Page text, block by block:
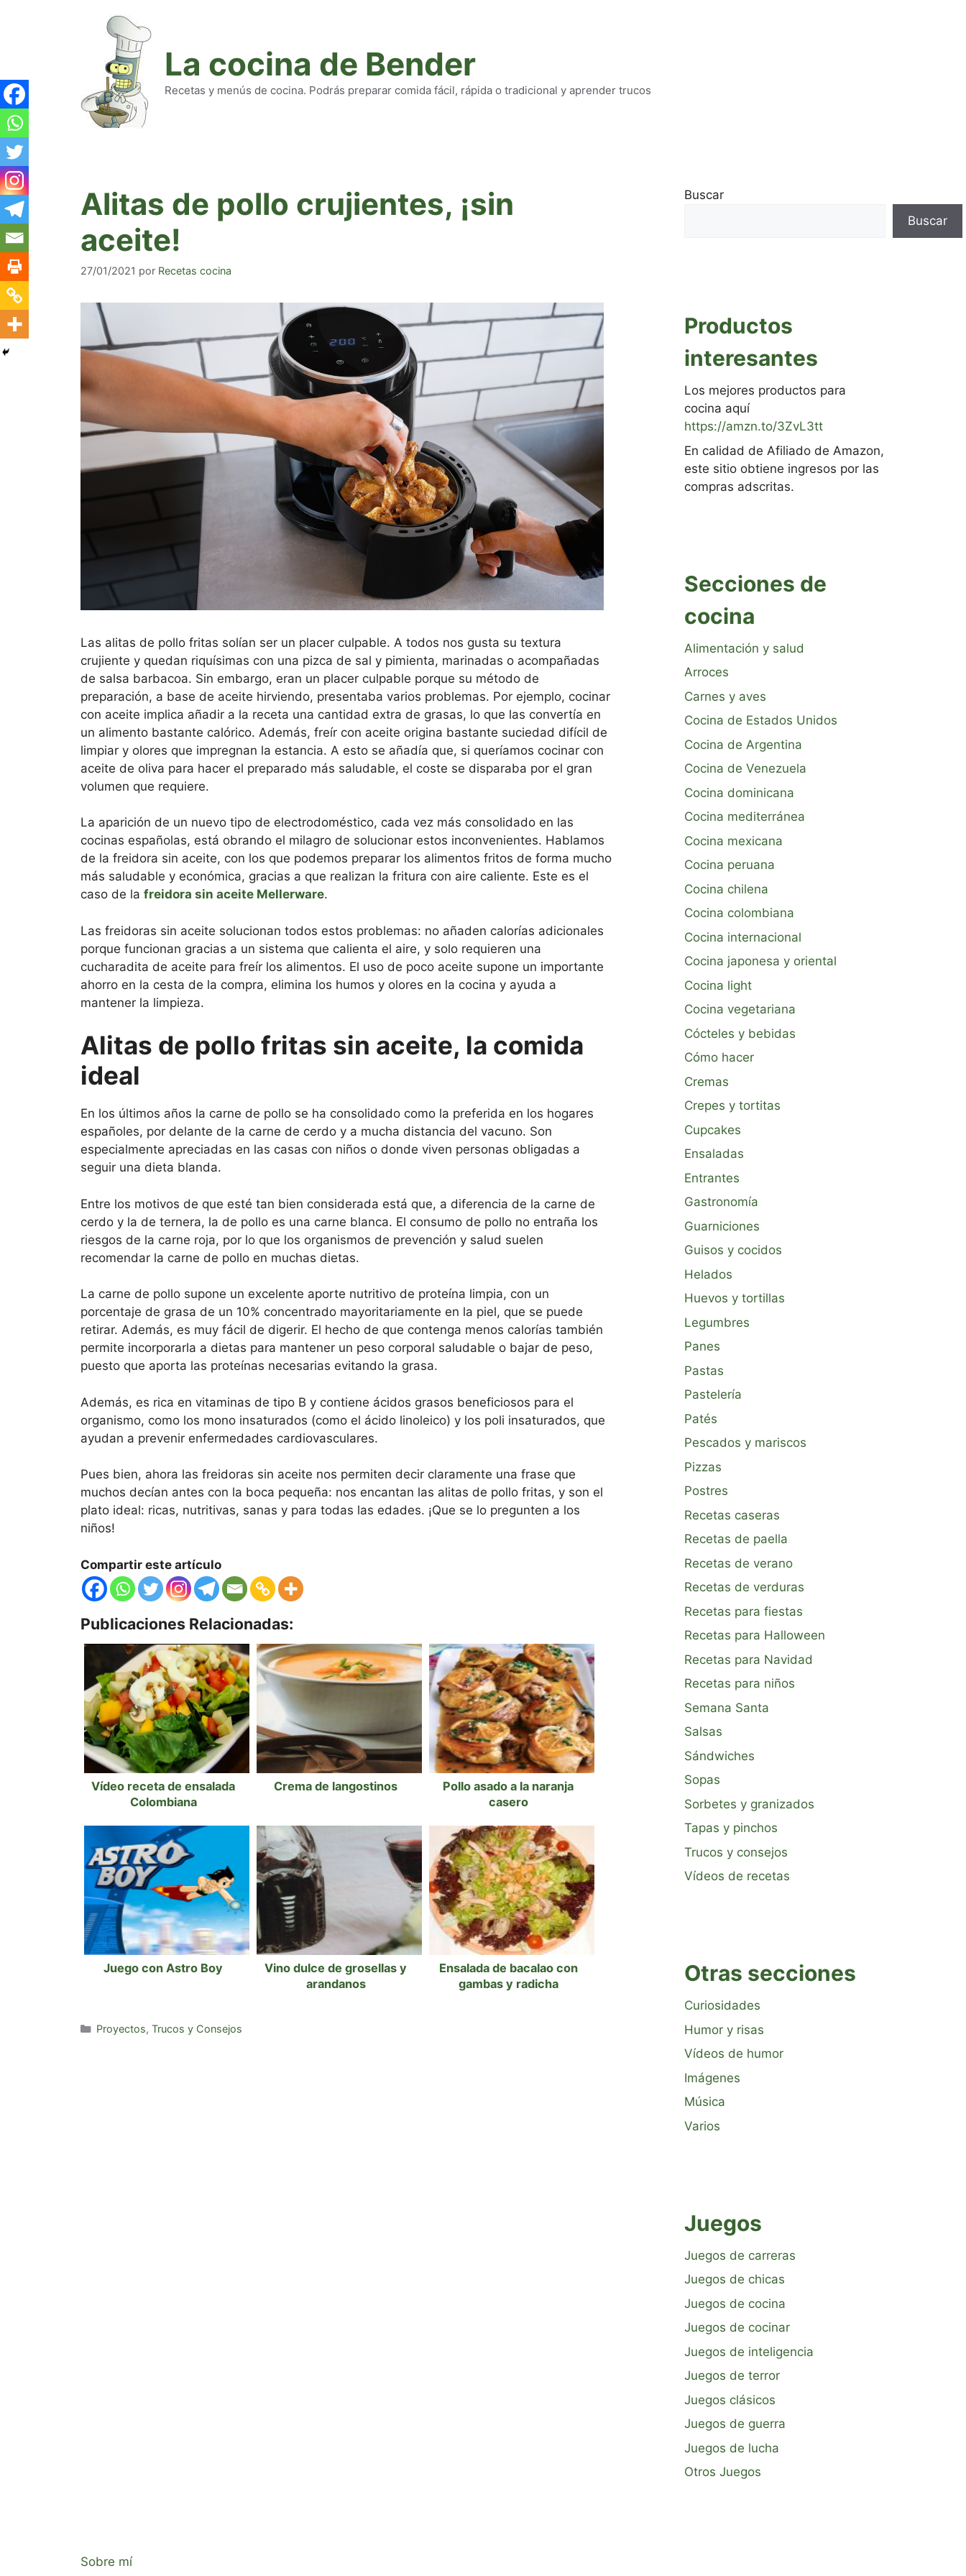
La cocina de Bender
Recetas y menús de cocina. Podrás preparar comida fácil, rápida o tradicional y aprender trucos
Alitas de pollo crujientes, ¡sin
aceite!
27/01/2021 por Recetas cocina
Las alitas de pollo fritas solían ser un placer culpable. A todos nos gusta su textura
crujiente y quedan riquísimas con una pizca de sal y pimienta, marinadas o acompañadas
de salsa barbacoa. Sin embargo, eran un placer culpable porque su método de
preparación, a base de aceite hirviendo, presentaba varios problemas. Por ejemplo, cocinar
con aceite implica añadir a la receta una cantidad extra de grasas, lo que las convertía en
un alimento bastante calórico. Además, freír con aceite origina bastante suciedad difícil de
limpiar y olores que impregnan la estancia. A esto se añadía que, si queríamos cocinar con
aceite de oliva para hacer el preparado más saludable, el coste se disparaba por el gran
volumen que requiere.
La aparición de un nuevo tipo de electrodoméstico, cada vez más consolidado en las
cocinas españolas, está obrando el milagro de solucionar estos inconvenientes. Hablamos
de la freidora sin aceite, con los que podemos preparar los alimentos fritos de forma mucho
más saludable y económica, gracias a que realizan la fritura con aire caliente. Este es el
caso de la freidora sin aceite Mellerware.
Las freidoras sin aceite solucionan todos estos problemas: no añaden calorías adicionales
porque funcionan gracias a un sistema que calienta el aire, y solo requieren una
cucharadita de aceite para freír los alimentos. El uso de poco aceite supone un importante
ahorro en la cesta de la compra, elimina los humos y olores en la cocina y ayuda a
mantener la limpieza.
Alitas de pollo fritas sin aceite, la comida
ideal
En los últimos años la carne de pollo se ha consolidado como la preferida en los hogares
españoles, por delante de la carne de cerdo y a mucha distancia del vacuno. Son
especialmente apreciadas en las casas con niños o donde viven personas obligadas a
seguir una dieta blanda.
Entre los motivos de que esté tan bien considerada está que, a diferencia de la carne de
cerdo y la de ternera, la de pollo es una carne blanca. El consumo de pollo no entraña los
riesgos de la carne roja, por lo que los organismos de prevención y salud suelen
recomendar la carne de pollo en muchas dietas.
La carne de pollo supone un excelente aporte nutritivo de proteína limpia, con un
porcentaje de grasa de un 10% concentrado mayoritariamente en la piel, que se puede
retirar. Además, es muy fácil de digerir. El hecho de que contenga menos calorías también
permite incorporarla a dietas para mantener un peso corporal saludable o bajar de peso,
puesto que aporta las proteínas necesarias evitando la grasa.
Además, es rica en vitaminas de tipo B y contiene ácidos grasos beneficiosos para el
organismo, como los mono insaturados (como el ácido linoleico) y los poli insaturados, que
ayudan a prevenir enfermedades cardiovasculares.
Pues bien, ahora las freidoras sin aceite nos permiten decir claramente una frase que
muchos decían antes con la boca pequeña: nos encantan las alitas de pollo fritas, y son el
plato ideal: ricas, nutritivas, sanas y para todas las edades. ¡Que se lo pregunten a los
niños!
Compartir este artículo
Publicaciones Relacionadas:
Vídeo receta de ensalada
Colombiana
Crema de langostinos
Pollo asado a la naranja
casero
Juego con Astro Boy
Vino dulce de grosellas y
arandanos
Ensalada de bacalao con
gambas y radicha
Categorías
Proyectos, Trucos y Consejos
Buscar
Buscar
Productos
interesantes
Los mejores productos para
cocina aquí
https://amzn.to/3ZvL3tt
En calidad de Afiliado de Amazon,
este sitio obtiene ingresos por las
compras adscritas.
Secciones de
cocina
Alimentación y salud
Arroces
Carnes y aves
Cocina de Estados Unidos
Cocina de Argentina
Cocina de Venezuela
Cocina dominicana
Cocina mediterránea
Cocina mexicana
Cocina peruana
Cocina chilena
Cocina colombiana
Cocina internacional
Cocina japonesa y oriental
Cocina light
Cocina vegetariana
Cócteles y bebidas
Cómo hacer
Cremas
Crepes y tortitas
Cupcakes
Ensaladas
Entrantes
Gastronomía
Guarniciones
Guisos y cocidos
Helados
Huevos y tortillas
Legumbres
Panes
Pastas
Pastelería
Patés
Pescados y mariscos
Pizzas
Postres
Recetas caseras
Recetas de paella
Recetas de verano
Recetas de verduras
Recetas para fiestas
Recetas para Halloween
Recetas para Navidad
Recetas para niños
Semana Santa
Salsas
Sándwiches
Sopas
Sorbetes y granizados
Tapas y pinchos
Trucos y consejos
Vídeos de recetas
Otras secciones
Curiosidades
Humor y risas
Vídeos de humor
Imágenes
Música
Varios
Juegos
Juegos de carreras
Juegos de chicas
Juegos de cocina
Juegos de cocinar
Juegos de inteligencia
Juegos de terror
Juegos clásicos
Juegos de guerra
Juegos de lucha
Otros Juegos
Sobre mí